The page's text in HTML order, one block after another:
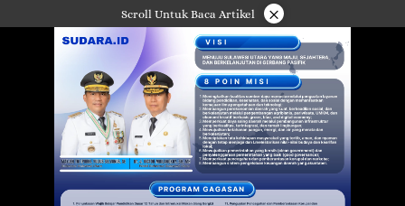
ke
Scroll Untuk Baca Artikel ×